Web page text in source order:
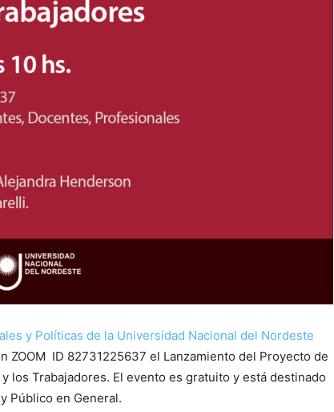
y Políticas de la Universidad Nacional del Nordeste
ZOOM ID 82731225637 el Lanzamiento del Proyecto de
los Trabajadores. El evento es gratuito y está destinado
Público en General.